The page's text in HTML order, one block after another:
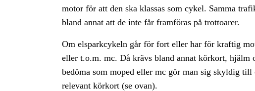
motor för att den ska klassas som cykel. Samma
bland annat att de inte får framföras på trottoarer.
Om elsparkcykeln går för fort eller har för kraftig
eller t.o.m. mc. Då krävs bland annat körkort, hjälm
bedöma som moped eller mc gör man sig skyldig
relevant körkort (se ovan).